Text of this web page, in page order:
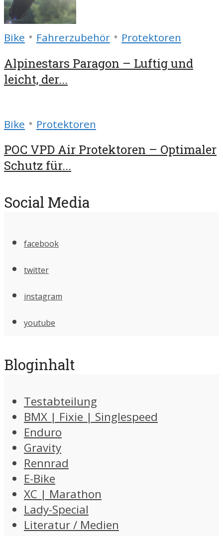
Bike • Fahrerzubehör • Protektoren
Alpinestars Paragon – Luftig und
leicht, der...
Bike • Protektoren
POC VPD Air Protektoren – Optimaler
Schutz für...
Social Media
facebook
twitter
instagram
youtube
Bloginhalt
Testabteilung
BMX | Fixie | Singlespeed
Enduro
Gravity
Rennrad
E-Bike
XC | Marathon
Lady-Special
Literatur / Medien